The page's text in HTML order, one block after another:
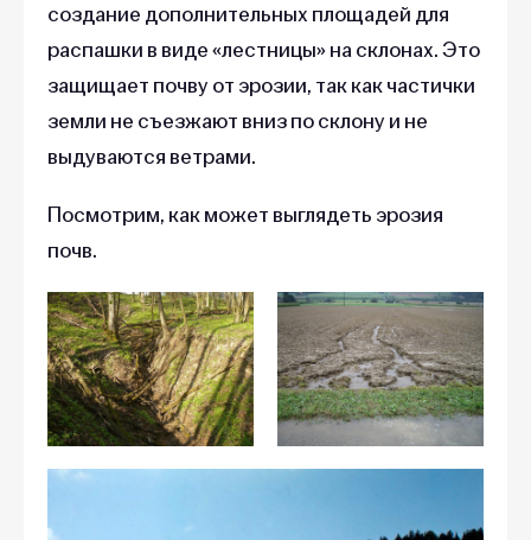
создание дополнительных площадей для
распашки в виде «лестницы» на склонах. Это
защищает почву от эрозии, так как частички
земли не съезжают вниз по склону и не
выдуваются ветрами.
Посмотрим, как может выглядеть эрозия
почв.